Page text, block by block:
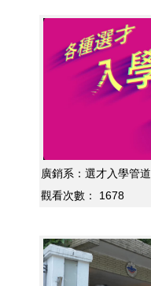
廣銷系：選才入學管道
觀看次數：
1678